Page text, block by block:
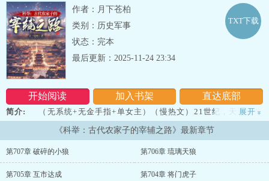
科幻灵异 网游竞技 完本小说
排行榜 收藏榜单
作者：月下苍柏
类别：历史军事
状态：完本
开始阅读 加入书架 直达底部
TXT下载
最后更新：2025-11-24 23:34
简介:
（无系统+无金手指+单女主）（慢热文）21世纪，天海大学
建校以来唯一的一位文理双料硕士，突然穿越成为古代农家子。望着
家徒四壁的环境和对他给予厚望的亲人们。王平无语望苍天，既然万
般皆下品，惟有读书高。那他就朝为田舍郎，暮登天子堂。骑马游
古”的百姓。河水决堤...
展开 »
《科举：古代农家子的宰辅之路》最新章节
第707章 破碎的小狼 第706章 琉璃天狼
第705章 互市达成 第704章 将门虎子